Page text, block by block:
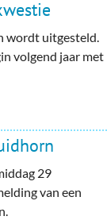
wordt uitgesteld.
volgend jaar met
29
van een